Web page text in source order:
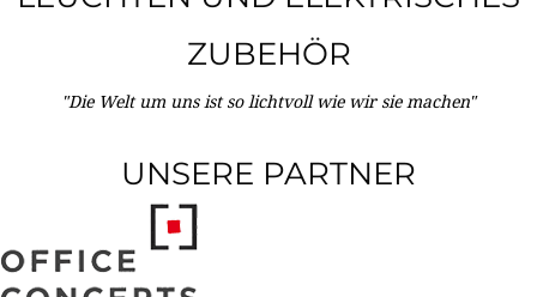
ZUBEHÖR
"Die Welt um uns ist so lichtvoll wie wir sie machen"
UNSERE PARTNER